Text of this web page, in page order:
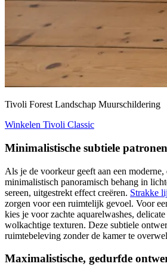
Tivoli Forest Landschap Muurschildering
Winkelen Tivoli Classic
Minimalistische subtiele patronen
Als je de voorkeur geeft aan een moderne,
minimalistisch panoramisch behang in
sereen, uitgestrekt effect creëren. Strakke
zorgen voor een ruimtelijk gevoel. Voor
kies je voor zachte aquarelwashes,
wolkachtige texturen. Deze subtiele
ruimtebeleving zonder de kamer te
Maximalistische, gedurfde